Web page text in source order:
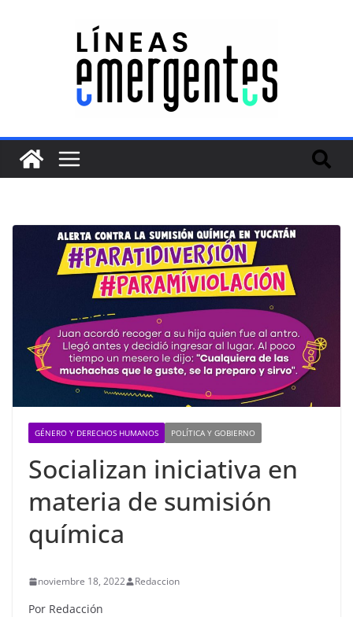
GÉNERO Y DERECHOS HUMANOS POLÍTICA Y GOBIERNO
Socializan iniciativa en
materia de sumisión
química
noviembre 18, 2022 Redaccion
Por Redacción